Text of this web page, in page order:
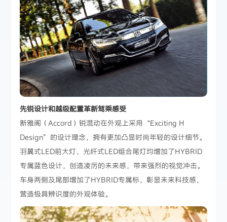
先锐设计和越级配置革新驾乘感受
新雅阁（Accord）锐混动在外观上采用“Exciting H
Design”的设计理念，拥有更加凸显时尚年轻的设计细节。
羽翼式LED前大灯、光纤式LED组合尾灯均增加了HYBRID
专属蓝色设计，创造凌厉的未来感，带来强烈的视觉冲击。
车身两侧及尾部增加了HYBRID专属标，彰显未来科技感，
营造极具辨识度的外观体验。